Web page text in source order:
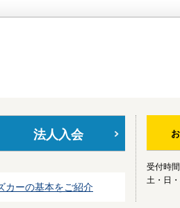
法人入会
カーの基本をご紹介
受付時
土・日